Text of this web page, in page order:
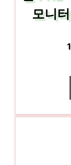
모니